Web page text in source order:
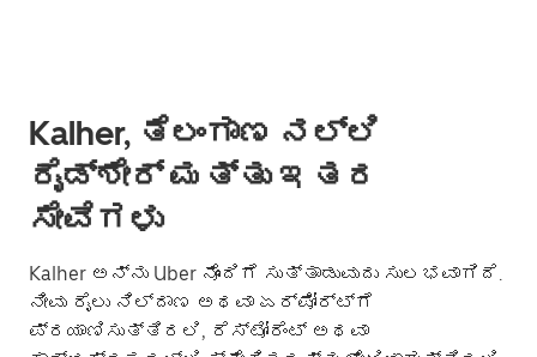
Kalher, ತೆಲಂಗಾಣ ನಲ್ಲಿ
ರೈಡ್‌ಶೇರ್ ಮತ್ತು ಇತರ
ಸೇವೆಗಳು
Kalher ಅನ್ನು Uber ನೊಂದಿಗೆ ಸುತ್ತಾಡುವುದು ಸುಲಭವಾಗಿದೆ.
ನೀವು ರೈಲು ನಿಲ್ದಾಣ ಅಥವಾ ಏರ್‌ಪೋರ್ಟ್‌ಗೆ
ಪ್ರಯಾಣಿಸುತ್ತಿರಲಿ, ರೆಸ್ಟೋರೆಂಟ್ ಅಥವಾ